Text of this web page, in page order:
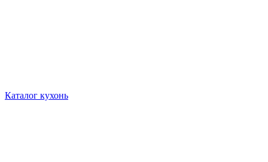
Каталог кухонь